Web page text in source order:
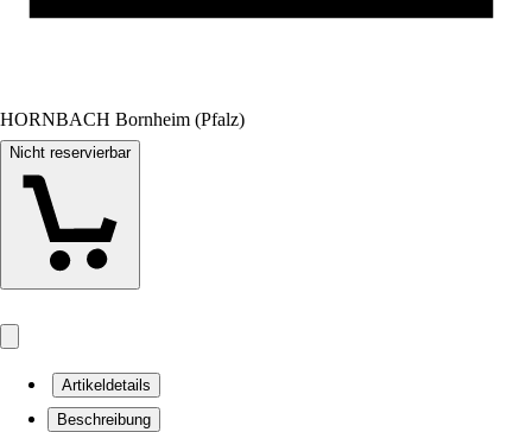
HORNBACH Bornheim (Pfalz)
Nicht reservierbar
Artikeldetails
Beschreibung